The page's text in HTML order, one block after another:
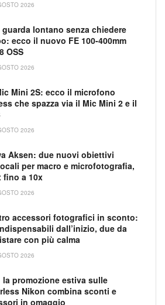
2026
guarda lontano senza chiedere
ecco il nuovo FE 100-400mm
OSS
2026
Mini 2S: ecco il microfono
che spazza via il Mic Mini 2 e il
2026
Aksen: due nuovi obiettivi
per macro e microfotografia,
fino a 10x
2026
accessori fotografici in sconto:
dall’inizio, due da
con più calma
2026
la promozione estiva sulle
Nikon combina sconti e
in omaggio